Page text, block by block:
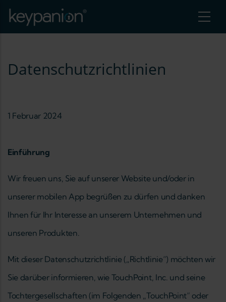
Direkt zum Inhalt
Datenschutzrichtlinien
1 Februar 2024
Einführung
Wir freuen uns, Sie auf unserer Website und/oder in
unserer mobilen App begrüßen zu dürfen und danken
Ihnen für Ihr Interesse an unserem Unternehmen und
unseren Produkten.
Mit dieser Datenschutzrichtlinie („Richtlinie“) möchten wir
Sie darüber informieren, wie TouchPoint, Inc. und seine
Tochtergesellschaften (im Folgenden „TouchPoint“ oder